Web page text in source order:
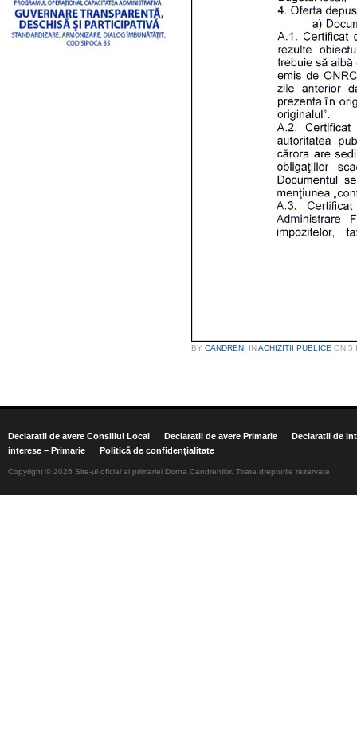
BY CANDRENI INACHIZITII PUBLICE ON 5
Declaratii de avere Consiliul Local Declaratii de avere Primarie
Declaratii de
interese – Primarie
Politică de confidențialitate
Copyright © 2026 Site-ul oficial al primariei Dorna Candrenilor. Toate drepturile rezervate.